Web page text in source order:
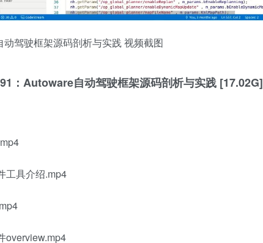
动驾驶框架源码剖析与实践 视频截图
：Autoware自动驾驶框架源码剖析与实践 [17.02G]
工具介绍.mp4
overview.mp4